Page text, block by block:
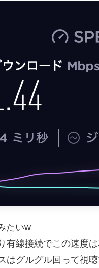
たいw
有線接続でこの速度
はグルグル回って視聴